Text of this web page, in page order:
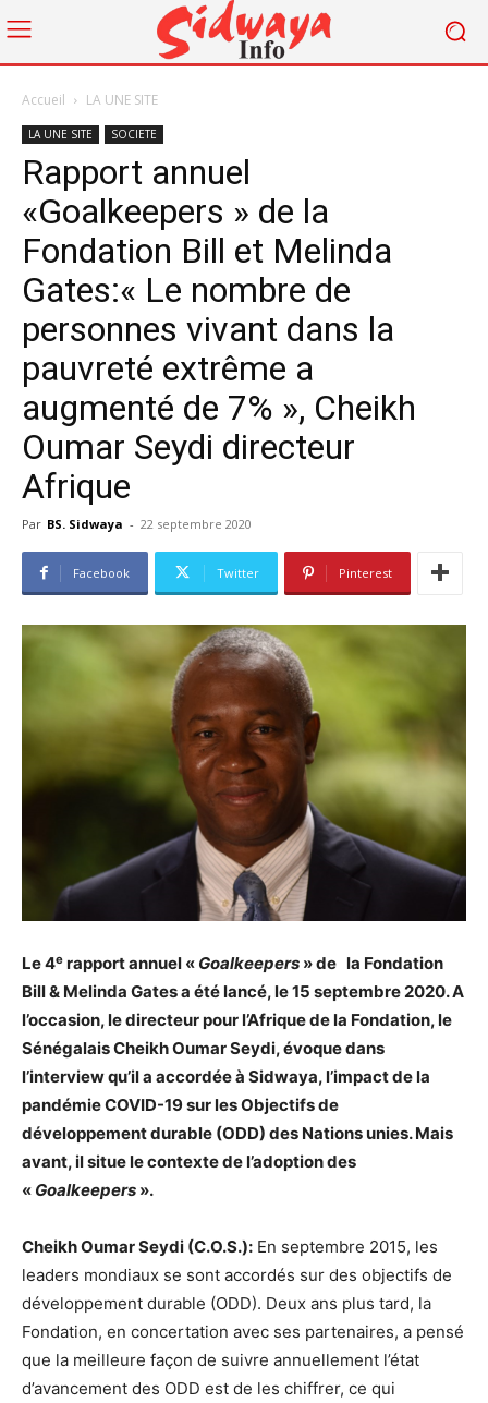
Accueil LA UNE SITE
LA UNE SITE SOCIETE
Rapport annuel
«Goalkeepers » de la
Fondation Bill et Melinda
Gates:« Le nombre de
personnes vivant dans la
pauvreté extrême a
augmenté de 7% », Cheikh
Oumar Seydi directeur
Afrique
Par BS. Sidwaya - 22 septembre 2020
Facebook Twitter Pinterest
Le 4e rapport annuel « Goalkeepers » de la Fondation
Bill & Melinda Gates a été lancé, le 15 septembre 2020. A
l’occasion, le directeur pour l’Afrique de la Fondation, le
Sénégalais Cheikh Oumar Seydi, évoque dans
l’interview qu’il a accordée à Sidwaya, l’impact de la
pandémie COVID-19 sur les Objectifs de
développement durable (ODD) des Nations unies. Mais
avant, il situe le contexte de l’adoption des
« Goalkeepers ».
Cheikh Oumar Seydi (C.O.S.): En septembre 2015, les
leaders mondiaux se sont accordés sur des objectifs de
développement durable (ODD). Deux ans plus tard, la
Fondation, en concertation avec ses partenaires, a pensé
que la meilleure façon de suivre annuellement l’état
d’avancement des ODD est de les chiffrer, ce qui